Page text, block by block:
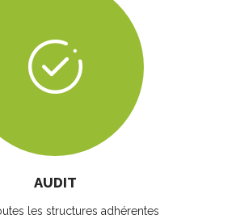
AUDIT
les structures adhérentes